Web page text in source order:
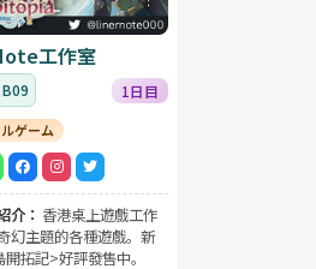
工作室
1日目
ゲーム
介： 香港桌上遊戲工作
幻主題的各種遊戲。新
拓記>好評發售中。